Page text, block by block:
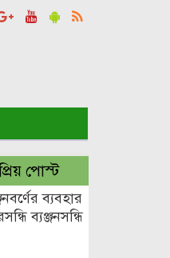
পোস্ট
ব্যবহার
ব্যঞ্জনসন্ধি